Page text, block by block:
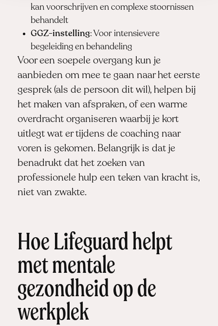
kan voorschrijven en complexe stoornissen
behandelt
GGZ-instelling: Voor intensievere
begeleiding en behandeling
Voor een soepele overgang kun je
aanbieden om mee te gaan naar het eerste
gesprek (als de persoon dit wil), helpen bij
het maken van afspraken, of een warme
overdracht organiseren waarbij je kort
uitlegt wat er tijdens de coaching naar
voren is gekomen. Belangrijk is dat je
benadrukt dat het zoeken van
professionele hulp een teken van kracht is,
niet van zwakte.
Hoe Lifeguard helpt
met mentale
gezondheid op de
werkplek